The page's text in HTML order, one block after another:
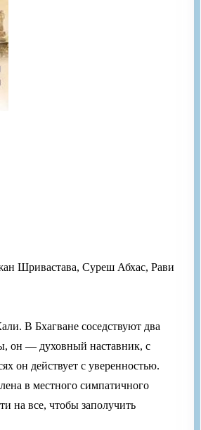
Шривастава, Суреш Абхас, Рави
В Бхагване соседствуют два
он — духовный наставник, с
он действует с уверенностью.
в местного симпатичного
на все, чтобы заполучить